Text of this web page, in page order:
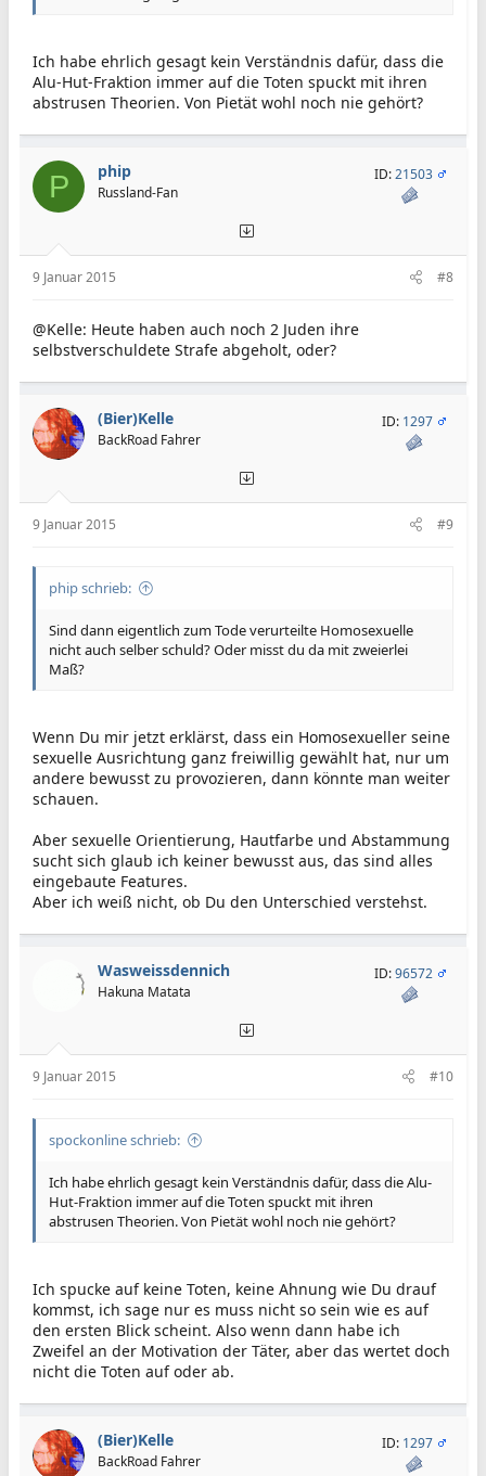
Ich habe ehrlich gesagt kein Verständnis dafür, dass die
Alu-Hut-Fraktion immer auf die Toten spuckt mit ihren
abstrusen Theorien. Von Pietät wohl noch nie gehört?
P phip
Russland-Fan
ID:21503
9 Januar 2015 #8
@Kelle: Heute haben auch noch 2 Juden ihre
selbstverschuldete Strafe abgeholt, oder?
(Bier)Kelle
BackRoad Fahrer
ID: 1297
9 Januar 2015 #9
phip schrieb:
Sind dann eigentlich zum Tode verurteilte Homosexuelle
nicht auch selber schuld? Oder misst du da mit zweierlei
Maß?
Wenn Du mir jetzt erklärst, dass ein Homosexueller seine
sexuelle Ausrichtung ganz freiwillig gewählt hat, nur um
andere bewusst zu provozieren, dann könnte man weiter
schauen.
Aber sexuelle Orientierung, Hautfarbe und Abstammung
sucht sich glaub ich keiner bewusst aus, das sind alles
eingebaute Features.
Aber ich weiß nicht, ob Du den Unterschied verstehst.
Wasweissdennich
Hakuna Matata
ID:96572
9 Januar 2015 #10
spockonline schrieb:
Ich habe ehrlich gesagt kein Verständnis dafür, dass die Alu-
Hut-Fraktion immer auf die Toten spuckt mit ihren
abstrusen Theorien. Von Pietät wohl noch nie gehört?
Ich spucke auf keine Toten, keine Ahnung wie Du drauf
kommst, ich sage nur es muss nicht so sein wie es auf
den ersten Blick scheint. Also wenn dann habe ich
Zweifel an der Motivation der Täter, aber das wertet doch
nicht die Toten auf oder ab.
(Bier)Kelle
BackRoad Fahrer
ID: 1297